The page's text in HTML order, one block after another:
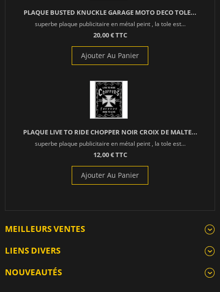
PLAQUE BUSTED KNUCKLE GARAGE MOTO DECO TOLE...
superbe plaque publicitaire en métal peint , la tole est...
20,00 € TTC
Ajouter Au Panier
PLAQUE LIVE TO RIDE CHOPPER NOIR CROIX DE MALTE...
superbe plaque publicitaire en métal peint , la tole est...
12,00 € TTC
Ajouter Au Panier
MEILLEURS VENTES
LIENS DIVERS
NOUVEAUTÉS